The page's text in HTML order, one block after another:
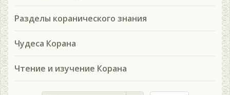
Разделы коранического знания
Чудеса Корана
Чтение и изучение Корана